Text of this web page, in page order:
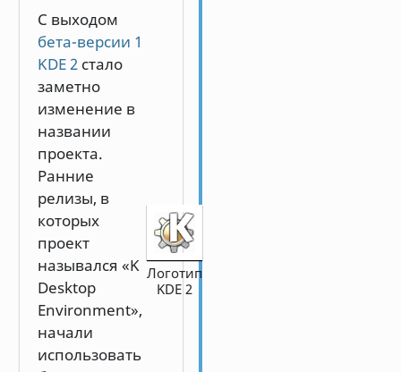
С выходом
бета-версии 1
KDE 2 стало
заметно
изменение в
названии
проекта.
Ранние
релизы, в
которых
проект
назывался «K
Desktop
Environment»,
начали
использовать
Логотип
KDE 2